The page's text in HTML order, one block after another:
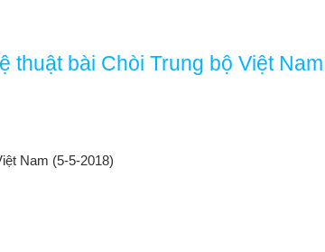
thuật bài Chòi Trung bộ Việt
Nam (5-5-2018)